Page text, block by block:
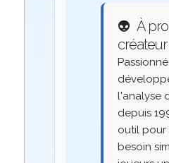
👽 À
créateur
l'analyse
depuis
outil pour
besoin